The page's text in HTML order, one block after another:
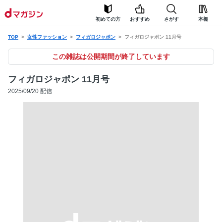
初めての方 おすすめ さがす 本棚
TOP 女性ファッション フィガロジャポン フィガロジャポン 11月号
この雑誌は公開期間が終了しています
フィガロジャポン 11月号
2025/09/20 配信